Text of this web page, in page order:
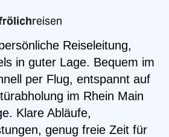
reisen
Reiseleitung,
in guter Lage. Bequem im
per Flug, entspannt auf
im Rhein Main
Klare Abläufe,
genug freie Zeit für